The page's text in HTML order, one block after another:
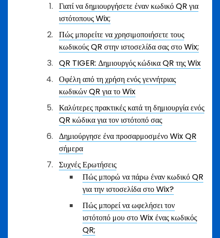
Γιατί να δημιουργήσετε έναν κωδικό QR για
ιστότοπους Wix;
Πώς μπορείτε να χρησιμοποιήσετε τους
κωδικούς QR στην ιστοσελίδα σας στο Wix;
QR TIGER: Δημιουργός κώδικα QR της Wix
Οφέλη από τη χρήση ενός γεννήτριας
κωδικών QR για το Wix
Καλύτερες πρακτικές κατά τη δημιουργία ενός
QR κώδικα για τον ιστότοπό σας
Δημιούργησε ένα προσαρμοσμένο Wix QR
σήμερα
Συχνές Ερωτήσεις
Πώς μπορώ να πάρω έναν κωδικό QR
για την ιστοσελίδα στο Wix?
Πώς μπορεί να ωφελήσει τον
ιστότοπό μου στο Wix ένας κωδικός
QR;